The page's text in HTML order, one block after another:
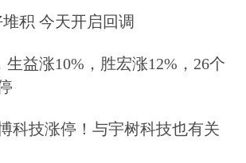
收入11320亿元，同比增
一季度提高4.1个百分点；
营业收入6356亿元，同比
较一季度提高2.2个百分
区实现营业收入282.1亿
积 今天开启回调
生益涨10%，胜宏涨12%，26个
科技涨停！与宇树科技也有关